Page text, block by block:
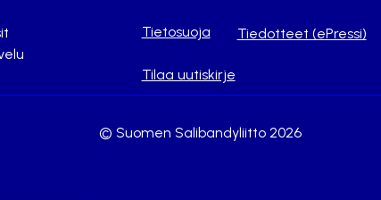
Tietosuoja
Tilaa uutiskirje
Tiedotteet (ePressi)
© Suomen Salibandyliitto 2026